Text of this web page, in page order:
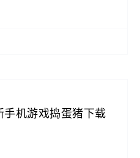
机游戏捣蛋猪下载